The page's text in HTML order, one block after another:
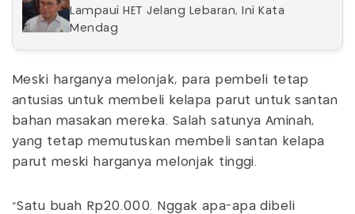
Lampaui HET Jelang Lebaran, Ini Kata
Mendag
Meski harganya melonjak, para pembeli tetap
antusias untuk membeli kelapa parut untuk santan
bahan masakan mereka. Salah satunya Aminah,
yang tetap memutuskan membeli santan kelapa
parut meski harganya melonjak tinggi.
"Satu buah Rp20.000. Nggak apa-apa dibeli